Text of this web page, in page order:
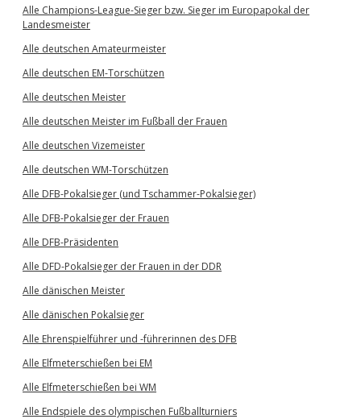
Alle Champions-League-Sieger bzw. Sieger im Europapokal der
Landesmeister
Alle deutschen Amateurmeister
Alle deutschen EM-Torschützen
Alle deutschen Meister
Alle deutschen Meister im Fußball der Frauen
Alle deutschen Vizemeister
Alle deutschen WM-Torschützen
Alle DFB-Pokalsieger (und Tschammer-Pokalsieger)
Alle DFB-Pokalsieger der Frauen
Alle DFB-Präsidenten
Alle DFD-Pokalsieger der Frauen in der DDR
Alle dänischen Meister
Alle dänischen Pokalsieger
Alle Ehrenspielführer und -führerinnen des DFB
Alle Elfmeterschießen bei EM
Alle Elfmeterschießen bei WM
Alle Endspiele des olympischen Fußballturniers